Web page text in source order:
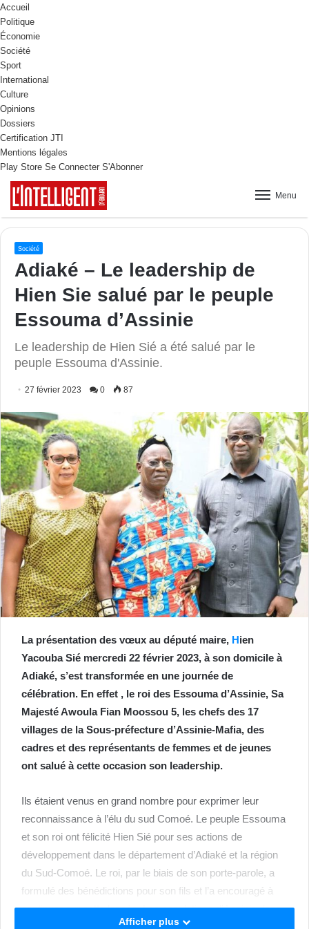
Accueil
Politique
Économie
Société
Sport
International
Culture
Opinions
Dossiers
Certification JTI
Mentions légales
Play Store Se Connecter S'Abonner
Menu
Société
Adiaké – Le leadership de
Hien Sie salué par le peuple
Essouma d’Assinie
Le leadership de Hien Sié a été salué par le
peuple Essouma d'Assinie.
27 février 2023 0 87
La présentation des vœux au député maire, Hien
Yacouba Sié mercredi 22 février 2023, à son domicile à
Adiaké, s’est transformée en une journée de
célébration. En effet , le roi des Essouma d’Assinie, Sa
Majesté Awoula Fian Moossou 5, les chefs des 17
villages de la Sous-préfecture d’Assinie-Mafia, des
cadres et des représentants de femmes et de jeunes
ont salué à cette occasion son leadership.
Ils étaient venus en grand nombre pour exprimer leur
reconnaissance à l’élu du sud Comoé. Le peuple Essouma
et son roi ont félicité Hien Sié pour ses actions de
développement dans le département d’Adiaké et la région
du Sud-Comoé. Le roi, par le biais de son porte-parole, a
formulé des bénédictions pour son fils et l’a encouragé à
continuer sur cette lancée. Les populations d’Assinie dans
Afficher plus